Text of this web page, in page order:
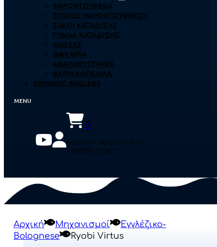
ΨΑΡΟΝΤΟΎΦΕΚΑ
ΣΤΟΛΈΣ ΨΑΡΟΝΤΟΎΦΕΚΟΥ
ΣΆΚΟΙ ΚΑΤΆΔΥΣΗΣ
ΓΥΑΛΙΆ ΚΑΤΆΔΥΣΗΣ
ΜΆΣΚΕΣ
ΜΑΧΑΊΡΙΑ
ΑΝΑΠΝΕΥΣΤΉΡΕΣ
ΒΑΤΡΑΧΟΠΈΔΙΛΑ
SPINNING ANGLERS
0
Κανένα προϊόν στο
καλάθι σας.
Αρχική Μηχανισμοί
Εγγλέζικο-
Bolognese
Ryobi Virtus